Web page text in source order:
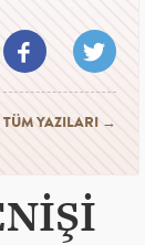
TÜM YAZILARI →